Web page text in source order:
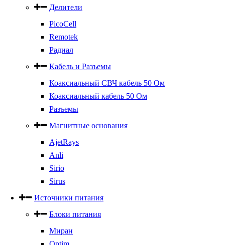
Делители
PicoCell
Remotek
Радиал
Кабель и Разъемы
Коаксиальный СВЧ кабель 50 Ом
Коаксиальный кабель 50 Ом
Разъемы
Магнитные основания
AjetRays
Anli
Sirio
Sirus
Источники питания
Блоки питания
Миран